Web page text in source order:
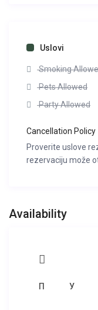
Uslovi
Smoking
Pets Allowed
Party Allowed
Cancellation Policy
Proverite uslove
rezervaciju može
Availability
П У